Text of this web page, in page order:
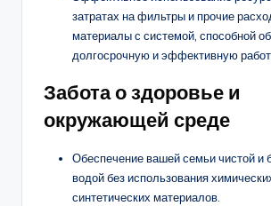
затратах на фильтры и прочие
материалы с системой, способной
долгосрочную и эффективную
Забота о здоровье и
окружающей среде
Обеспечение вашей семьи чистой и
водой без использования
синтетических материалов.